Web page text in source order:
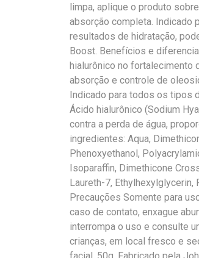
limpa, aplique o produto
absorção completa. Indicado
resultados de hidratação,
Boost. Benefícios e
hialurônico no fortalecimento
absorção e controle de
Indicado para todos os tipos
Ácido hialurônico (Sodium
contra a perda de água,
ingredientes: Aqua,
Phenoxyethanol,
Isoparaffin, Dimethicone
Laureth-7, Ethylhexylglycerin,
Precauções Somente para
caso de contato, enxague
interrompa o uso e consulte
crianças, em local fresco e